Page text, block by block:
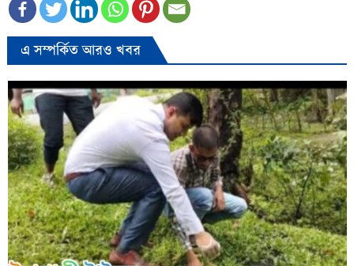
এ সম্পর্কিত আরও খবর